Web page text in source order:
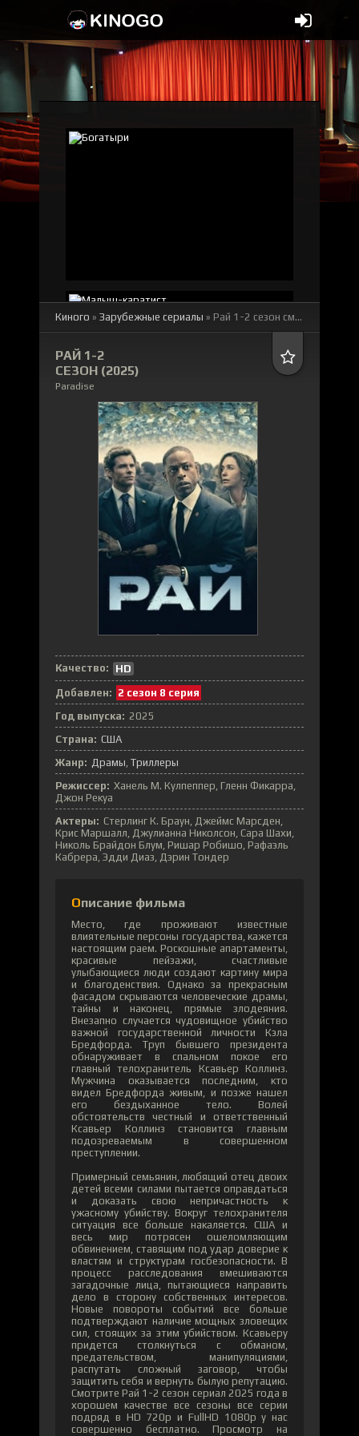
Киного » Зарубежные сериалы » Рай 1-2 сезон смотреть онлайн бесплатно
РАЙ 1-2
СЕЗОН (2025)
Paradise
Качество:
HD
Добавлен: 2 сезон 8 серия
Год выпуска: 2025
Страна: США
Жанр: Драмы Триллеры
Режиссер: Ханель М. Кулпеппер, Гленн Фикарра,
Джон Рекуа
Актеры: Стерлинг К. Браун, Джеймс Марсден,
Крис Маршалл, Джулианна Николсон, Сара Шахи,
Николь Брайдон Блум, Ришар Робишо, Рафаэль
Кабрера, Эдди Диаз, Дэрин Тондер
Описание фильма
Место, где проживают известные
влиятельные персоны государства, кажется
настоящим раем. Роскошные апартаменты,
красивые пейзажи, счастливые
улыбающиеся люди создают картину мира
и благоденствия. Однако за прекрасным
фасадом скрываются человеческие драмы,
тайны и наконец, прямые злодеяния.
Внезапно случается чудовищное убийство
важной государственной личности Кэла
Бредфорда. Труп бывшего президента
обнаруживает в спальном покое его
главный телохранитель Ксавьер Коллинз.
Мужчина оказывается последним, кто
видел Бредфорда живым, и позже нашел
его бездыханное тело. Волей
обстоятельств честный и ответственный
Ксавьер Коллинз становится главным
подозреваемым в совершенном
преступлении.
Примерный семьянин, любящий отец двоих
детей всеми силами пытается оправдаться
и доказать свою непричастность к
ужасному убийству. Вокруг телохранителя
ситуация все больше накаляется. США и
весь мир потрясен ошеломляющим
обвинением, ставящим под удар доверие к
властям и структурам госбезопасности. В
процесс расследования вмешиваются
загадочные лица, пытающиеся направить
дело в сторону собственных интересов.
Новые повороты событий все больше
подтверждают наличие мощных зловещих
сил, стоящих за этим убийством. Ксавьеру
придется столкнуться с обманом,
предательством, манипуляциями,
распутать сложный заговор, чтобы
защитить себя и вернуть былую репутацию.
Смотрите Рай 1-2 сезон сериал 2025 года в
хорошем качестве все сезоны все серии
подряд в HD 720p и FullHD 1080p у нас
совершенно бесплатно. Просмотр на